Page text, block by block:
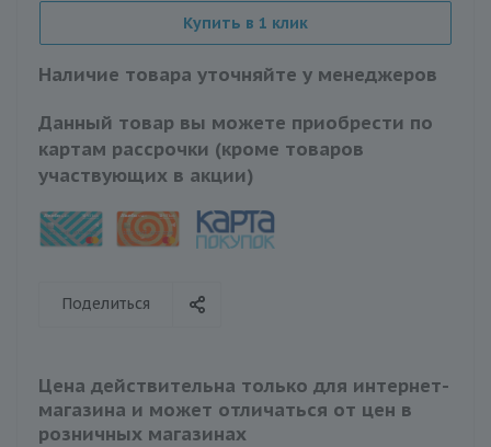
Купить в 1 клик
Наличие товара уточняйте у менеджеров
Данный товар вы можете приобрести по
картам рассрочки (кроме товаров
участвующих в акции)
Поделиться
Цена действительна только для интернет-
магазина и может отличаться от цен в
розничных магазинах